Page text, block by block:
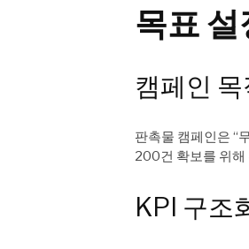
목표
캠페인
판촉물 캠페인은 “
200건 확보를 위해
KPI 구조